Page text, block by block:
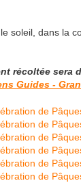
soleil, dans la
récoltée sera
Guides -